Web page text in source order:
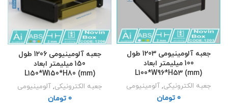
جعبه آلومینیومی 1203 طول
100 میلیمتر ابعاد
L100*W96*H53 (mm)
جعبه الکترونیکی, آلومینیومی
تومان
جعبه آلومینیومی 1206 طول
150 میلیمتر ابعاد
L150*W150*H80 (mm)
جعبه الکترونیکی, آلومینیومی
تومان